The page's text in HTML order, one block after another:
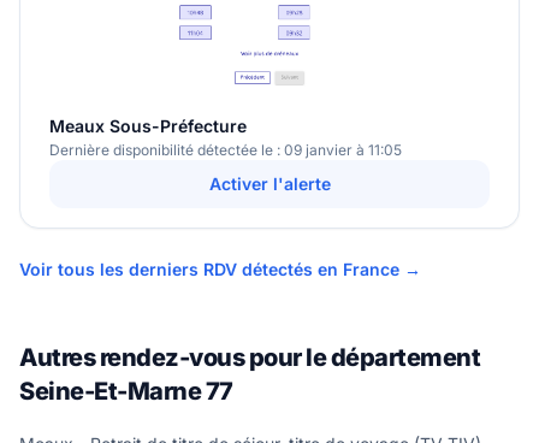
Meaux Sous-Préfecture
Dernière disponibilité détectée le : 09 janvier à 11:05
Activer l'alerte
Voir tous les derniers RDV détectés en France →
Autres rendez-vous pour le département
Seine-Et-Marne 77